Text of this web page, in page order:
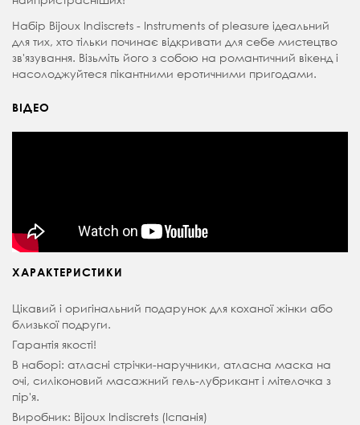
Набір Bijoux Indiscrets - Instruments of pleasure ідеальний
для тих, хто тільки починає відкривати для себе мистецтво
зв'язування. Візьміть його з собою на романтичний вікенд і
насолоджуйтеся пікантними еротичними пригодами.
ВІДЕО
ХАРАКТЕРИСТИКИ
Цікавий і оригінальний подарунок для коханої жінки або
близької подруги.
Гарантія якості!
В наборі: атласні стрічки-наручники, атласна маска на
очі, силіконовий масажний гель-лубрикант і мітелочка з
пір'я.
Виробник: Bijoux Indiscrets (Іспанія)